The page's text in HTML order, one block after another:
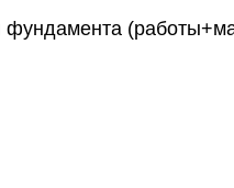
фундамента